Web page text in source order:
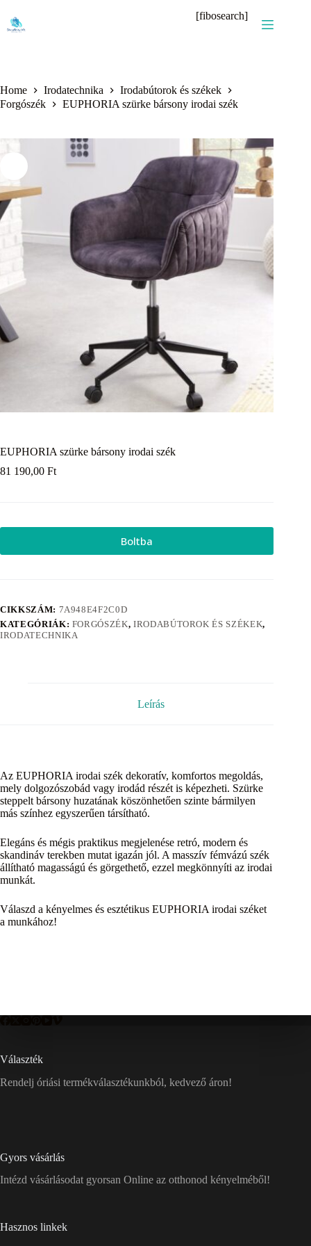
content
[fibosearch]
Home Irodatechnika
Irodabútorok és székek
Forgószék
EUPHORIA szürke bársony irodai szék
EUPHORIA szürke bársony irodai szék
81 190,00 Ft
Boltba
CIKKSZÁM: 7A948E4F2C0D
KATEGÓRIÁK: FORGÓSZÉK, IRODABÚTOROK ÉS SZÉKEK,
IRODATECHNIKA
Leírás
Az EUPHORIA irodai szék dekoratív, komfortos megoldás,
mely dolgozószobád vagy irodád részét is képezheti. Szürke
steppelt bársony huzatának köszönhetően szinte bármilyen
más színhez egyszerűen társítható.
Elegáns és mégis praktikus megjelenése retró, modern és
skandináv terekben mutat igazán jól. A masszív fémvázú szék
állítható magasságú és görgethető, ezzel megkönnyíti az irodai
munkát.
Válaszd a kényelmes és esztétikus EUPHORIA irodai széket
a munkához!
Választék
Rendelj óriási termékválasztékunkból, kedvező áron!
Gyors vásárlás
Intézd vásárlásodat gyorsan Online az otthonod kényelméből!
Hasznos linkek